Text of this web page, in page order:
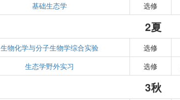
基础生态学 选修
2夏
生物化学与分子生物学综合实验 选修
生态学野外实习 选修
3秋